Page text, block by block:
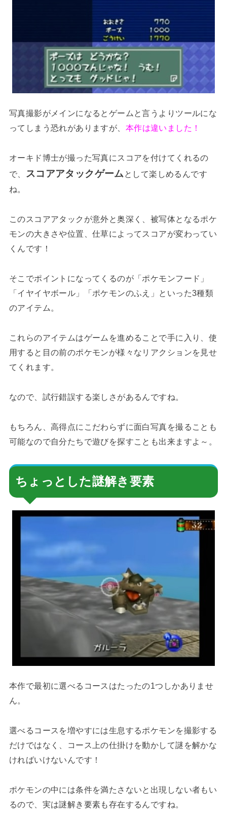
写真撮影がメインになるとゲームと言うよりツールにな
ってしまう恐れがありますが、 本作は違いました！
オーキド博士が撮った写真にスコアを付けてくれるの
で、
スコアアタックゲーム として楽しめるんです
ね。
このスコアアタックが意外と奥深く、被写体となるポケ
モンの大きさや位置、仕草によってスコアが変わってい
くんです！
そこでポイントになってくるのが「ポケモンフード」
「イヤイヤボール」「ポケモンのふえ」といった3種類
のアイテム。
これらのアイテムはゲームを進めることで手に入り、使
用すると目の前のポケモンが様々なリアクションを見せ
てくれます。
なので、試行錯誤する楽しさがあるんですね。
もちろん、高得点にこだわらずに面白写真を撮ることも
可能なので自分たちで遊びを探すことも出来ますよ～。
ちょっとした謎解き要素
本作で最初に選べるコースはたったの1つしかありませ
ん。
選べるコースを増やすには生息するポケモンを撮影する
だけではなく、コース上の仕掛けを動かして謎を解かな
ければいけないんです！
ポケモンの中には条件を満たさないと出現しない者もい
るので、実は謎解き要素も存在するんですね。